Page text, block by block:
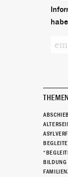
THEMEN
BILDUNG